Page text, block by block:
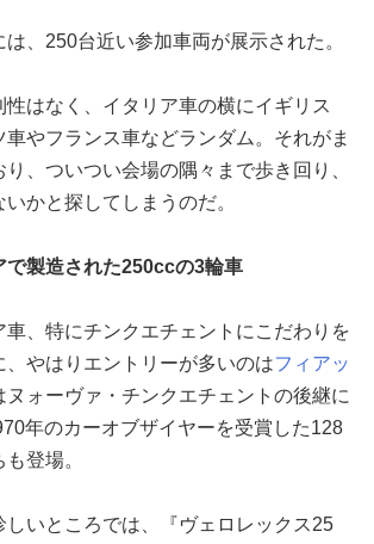
、250台近い参加車両が展示された。
性はなく、イタリア車の横にイギリス
やフランス車などランダム。それがま
、ついつい会場の隅々まで歩き回り、
かと探してしまうのだ。
で製造された250ccの3輪車
車、特にチンクエチェントにこだわりを
、やはりエントリーが多いのはフィアッ
ヌォーヴァ・チンクエチェントの後継に
年のカーオブザイヤーを受賞した128
登場。
しいところでは、『ヴェロレックス25